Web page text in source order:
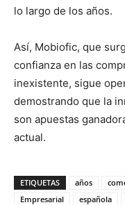
lo largo de los años.
Así, Mobiofic, que
confianza en las
inexistente, sigue
demostrando que la
son apuestas
actual.
ETIQUETAS años
Empresarial
española